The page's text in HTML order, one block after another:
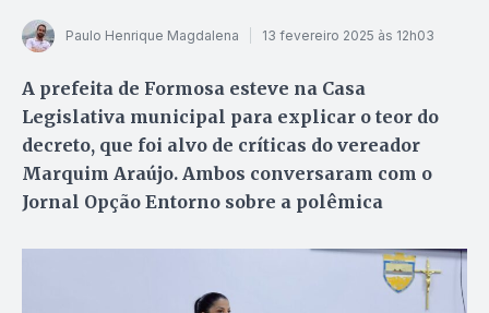
Paulo Henrique Magdalena 13 fevereiro 2025 às 12h03
A prefeita de Formosa esteve na Casa
Legislativa municipal para explicar o teor do
decreto, que foi alvo de críticas do vereador
Marquim Araújo. Ambos conversaram com o
Jornal Opção Entorno sobre a polêmica